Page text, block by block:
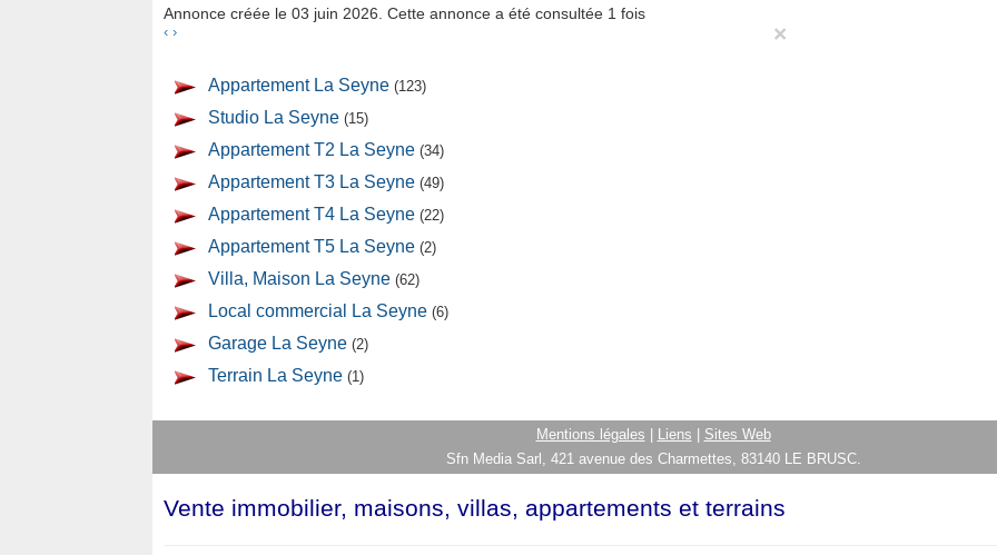
Annonce créée le 03 juin 2026. Cette annonce a été consultée 1 fois
‹ › ×
Appartement La Seyne (123)
Studio La Seyne (15)
Appartement T2 La Seyne (34)
Appartement T3 La Seyne (49)
Appartement T4 La Seyne (22)
Appartement T5 La Seyne (2)
Villa, Maison La Seyne (62)
Local commercial La Seyne (6)
Garage La Seyne (2)
Terrain La Seyne (1)
Mentions légales Liens
Sites Web
Sfn Media Sarl, 421 avenue des Charmettes, 83140 LE BRUSC.
Vente immobilier, maisons, villas, appartements et terrains